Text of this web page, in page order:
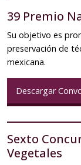
39 Premio
Su objetivo es
preservación de
mexicana.
Descargar
Sexto
Vegetales